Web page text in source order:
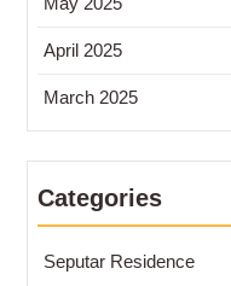
April 2025
March 2025
Categories
Seputar Residence